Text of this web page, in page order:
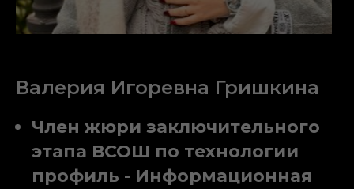
Валерия Игоревна Гришкина
Член жюри заключительного
этапа ВСОШ по технологии
профиль - Информационная